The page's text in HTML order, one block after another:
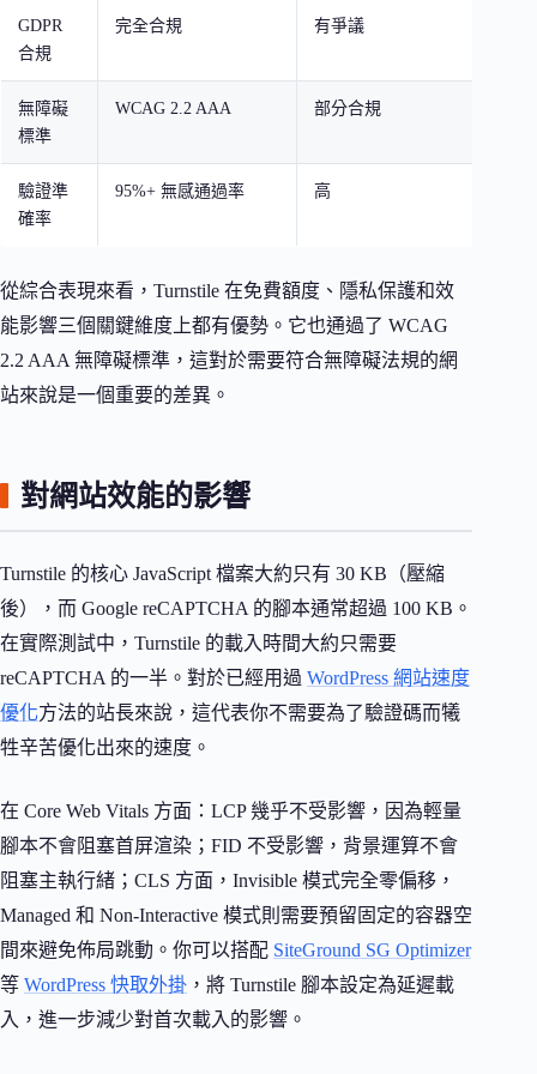
GDPR
合規
完全合規 有爭議
無障礙
標準
WCAG 2.2 AAA 部分合規
驗證準
確率
95%+ 無感通過率 高
從綜合表現來看，Turnstile 在免費額度、隱私保護和效
能影響三個關鍵維度上都有優勢。它也通過了 WCAG
2.2 AAA 無障礙標準，這對於需要符合無障礙法規的網
站來說是一個重要的差異。
對網站效能的影響
Turnstile 的核心 JavaScript 檔案大約只有 30 KB（壓縮
後），而 Google reCAPTCHA 的腳本通常超過 100 KB。
在實際測試中，Turnstile 的載入時間大約只需要
reCAPTCHA 的一半。對於已經用過 WordPress 網站速度
優化方法的站長來說，這代表你不需要為了驗證碼而犧
牲辛苦優化出來的速度。
在 Core Web Vitals 方面：LCP 幾乎不受影響，因為輕量
腳本不會阻塞首屏渲染；FID 不受影響，背景運算不會
阻塞主執行緒；CLS 方面，Invisible 模式完全零偏移，
Managed 和 Non-Interactive 模式則需要預留固定的容器空
間來避免佈局跳動。你可以搭配 SiteGround SG Optimizer
等 WordPress 快取外掛 ，將 Turnstile 腳本設定為延遲載
入，進一步減少對首次載入的影響。